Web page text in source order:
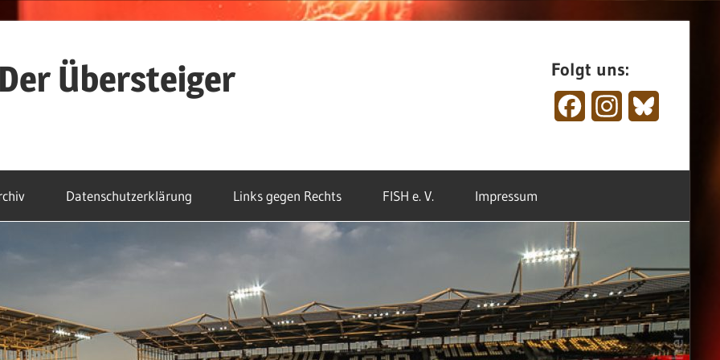
Der Übersteiger Folgt uns:
FacebookInstagram
Datenschutzerklärung Links gegen Rechts FISH e. V. Impressum